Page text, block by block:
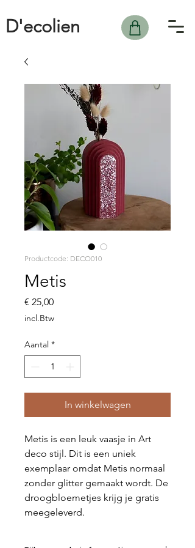
D'ecolien
Productcode: DECO010
Metis
€ 25,00Prijs
incl.Btw
Aantal *
In winkelwagen
Metis is een leuk vaasje in Art
deco stijl. Dit is een uniek
exemplaar omdat Metis normaal
zonder glitter gemaakt wordt. De
droogbloemetjes krijg je gratis
meegeleverd.